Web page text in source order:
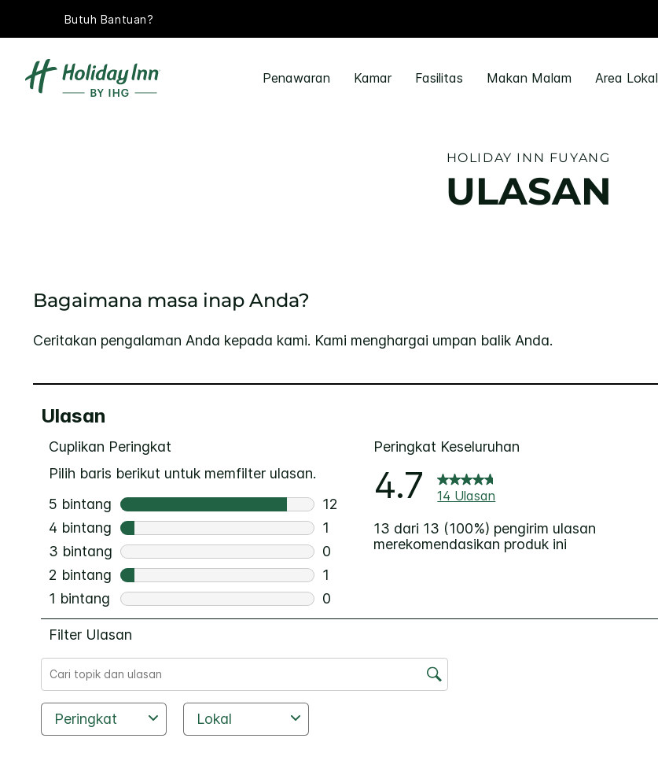
Butuh Bantuan?
Penawaran Kamar Fasilitas Makan Malam Area Lokal
HOLIDAY INN FUYANG
ULASAN
Bagaimana masa inap Anda?
Ceritakan pengalaman Anda kepada kami. Kami menghargai umpan balik Anda.